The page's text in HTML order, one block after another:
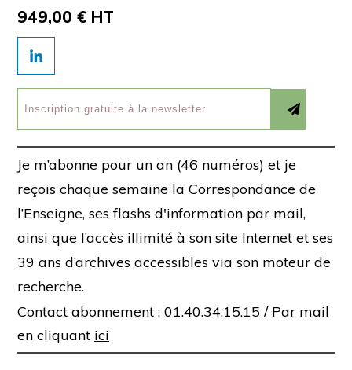
949,00 € HT
Je m’abonne pour un an (46 numéros) et je
reçois chaque semaine la Correspondance de
l’Enseigne, ses flashs d'information par mail,
ainsi que l’accès illimité à son site Internet et ses
39 ans d’archives accessibles via son moteur de
recherche.
Contact abonnement : 01.40.34.15.15 / Par mail
en cliquant ici